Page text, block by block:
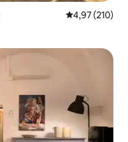
4,97 de uma
4,97 (210)